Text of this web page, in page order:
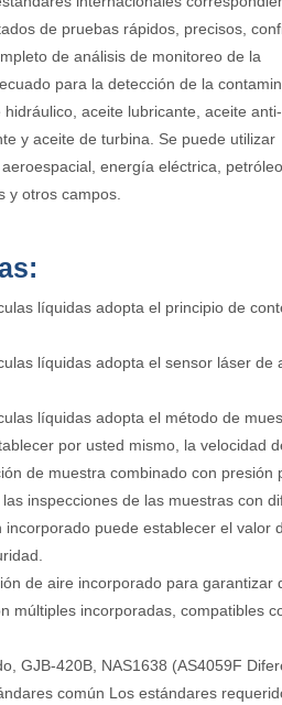
de pruebas rápidos, precisos,
de análisis de monitoreo de la
para la detección de la
aceite lubricante, aceite anti-
y aceite de turbina. Se puede utilizar
energía eléctrica,
y otros campos.
líquidas adopta el principio de
líquidas adopta el sensor láser
líquidas adopta el método de
por usted mismo, la velocidad
de muestra combinado con
inspecciones de las muestras con
incorporado puede establecer el
de aire incorporado para garantizar
múltiples incorporadas, compatibles
GJB-420B, NAS1638 (AS4059F
común Los estándares